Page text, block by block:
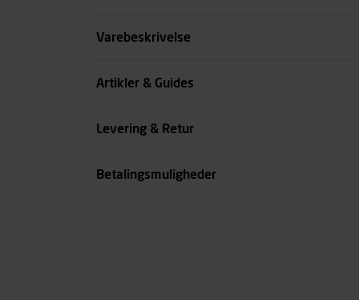
Størrelse
Varebeskrivelse
Artikler & Guides
Levering & Retur
Betalingsmuligheder